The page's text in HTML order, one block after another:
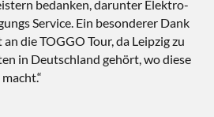
bedanken, darunter Elektro-
Service. Ein besonderer Dank
die TOGGO Tour, da Leipzig zu
in Deutschland gehört, wo diese